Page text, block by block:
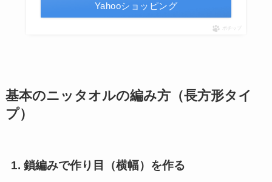
Yahooショッピング
ポチップ
基本のニッタオルの編み方（長方形タイ
プ）
1. 鎖編みで作り目（横幅）を作る